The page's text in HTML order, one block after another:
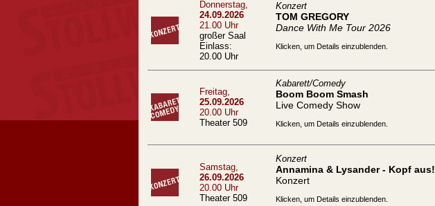
Donnerstag,
24.09.2026
21.00 Uhr
großer Saal
Einlass:
20.00 Uhr
Konzert
TOM GREGORY
Dance With Me Tour 2026
Klicken, um Details einzublenden.
Freitag,
25.09.2026
20.00 Uhr
Theater 509
Kabarett/Comedy
Boom Boom Smash
Live Comedy Show
Klicken, um Details einzublenden.
Samstag,
26.09.2026
20.00 Uhr
Theater 509
Konzert
Annamina & Lysander - Kopf aus!
Konzert
Klicken, um Details einzublenden.